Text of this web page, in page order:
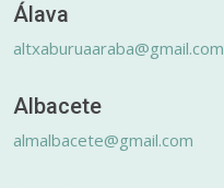
Álava
altxaburuaaraba@gmail.com
Albacete
almalbacete@gmail.com